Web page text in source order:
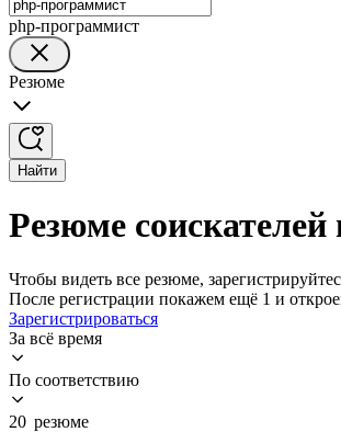
php-программист
Резюме
Найти
Резюме
Чтобы видеть все резюме,
После регистрации покажем ещё 1 и
Зарегистрироваться
За всё время
По соответствию
20 резюме